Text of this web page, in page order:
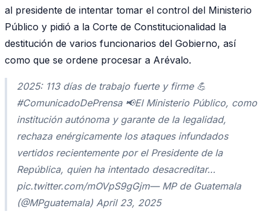
al presidente de intentar tomar el control del Ministerio
Público y pidió a la Corte de Constitucionalidad la
destitución de varios funcionarios del Gobierno, así
como que se ordene procesar a Arévalo.
2025: 113 días de trabajo fuerte y firme 💪
#ComunicadoDePrensa 📢El Ministerio Público, como
institución autónoma y garante de la legalidad,
rechaza enérgicamente los ataques infundados
vertidos recientemente por el Presidente de la
República, quien ha intentado desacreditar…
pic.twitter.com/mOVpS9gGjm— MP de Guatemala
(@MPguatemala) April 23, 2025